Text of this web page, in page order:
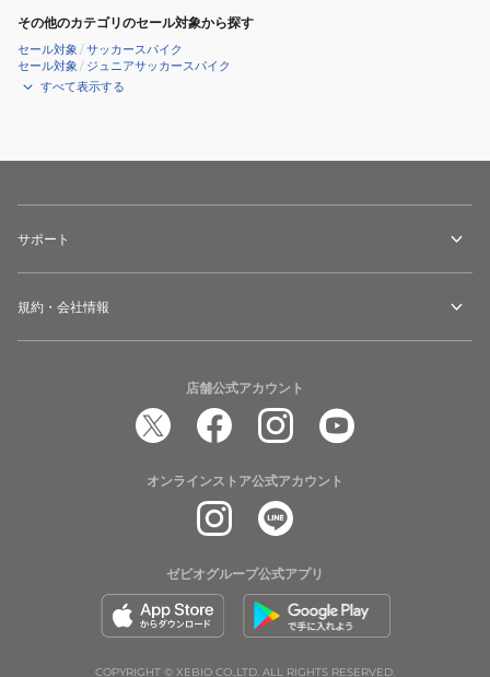
その他のカテゴリのセール対象から探す
セール対象 /サッカースパイク
セール対象 / ジュニアサッカースパイク
すべて表示する
サポート
規約・会社情報
店舗公式アカウント
オンラインストア公式アカウント
ゼビオグループ公式アプリ
COPYRIGHT © XEBIO CO.,LTD. ALL RIGHTS RESERVED.